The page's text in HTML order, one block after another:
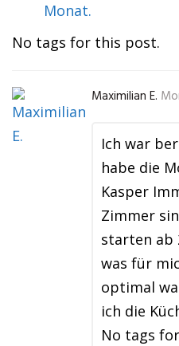
Monat.
No tags for this post.
Maximilian E.
Ich war
habe die
Kasper
Zimmer
starten ab
was für
optimal
ich die
No tags